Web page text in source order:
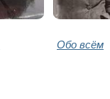
Обо всём